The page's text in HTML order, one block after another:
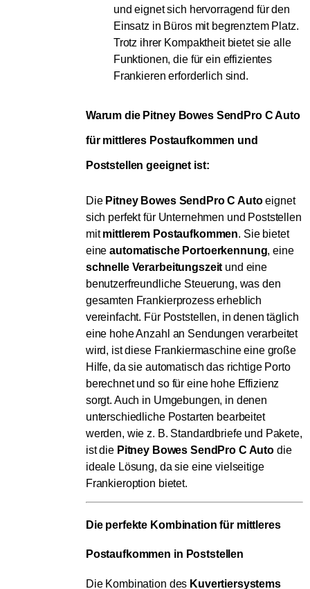
und eignet sich hervorragend für den
Einsatz in Büros mit begrenztem Platz.
Trotz ihrer Kompaktheit bietet sie alle
Funktionen, die für ein effizientes
Frankieren erforderlich sind.
Warum die Pitney Bowes SendPro C Auto
für mittleres Postaufkommen und
Poststellen geeignet ist:
Die Pitney Bowes SendPro C Autoeignet
sich perfekt für Unternehmen und Poststellen
mitmittlerem Postaufkommen. Sie bietet
eineautomatische Portoerkennung, eine
schnelle Verarbeitungszeit und eine
benutzerfreundliche Steuerung, was den
gesamten Frankierprozess erheblich
vereinfacht. Für Poststellen, in denen täglich
eine hohe Anzahl an Sendungen verarbeitet
wird, ist diese Frankiermaschine eine große
Hilfe, da sie automatisch das richtige Porto
berechnet und so für eine hohe Effizienz
sorgt. Auch in Umgebungen, in denen
unterschiedliche Postarten bearbeitet
werden, wie z. B. Standardbriefe und Pakete,
ist die Pitney Bowes SendPro C Auto die
ideale Lösung, da sie eine vielseitige
Frankieroption bietet.
Die perfekte Kombination für mittleres
Postaufkommen in Poststellen
Die Kombination des Kuvertiersystems